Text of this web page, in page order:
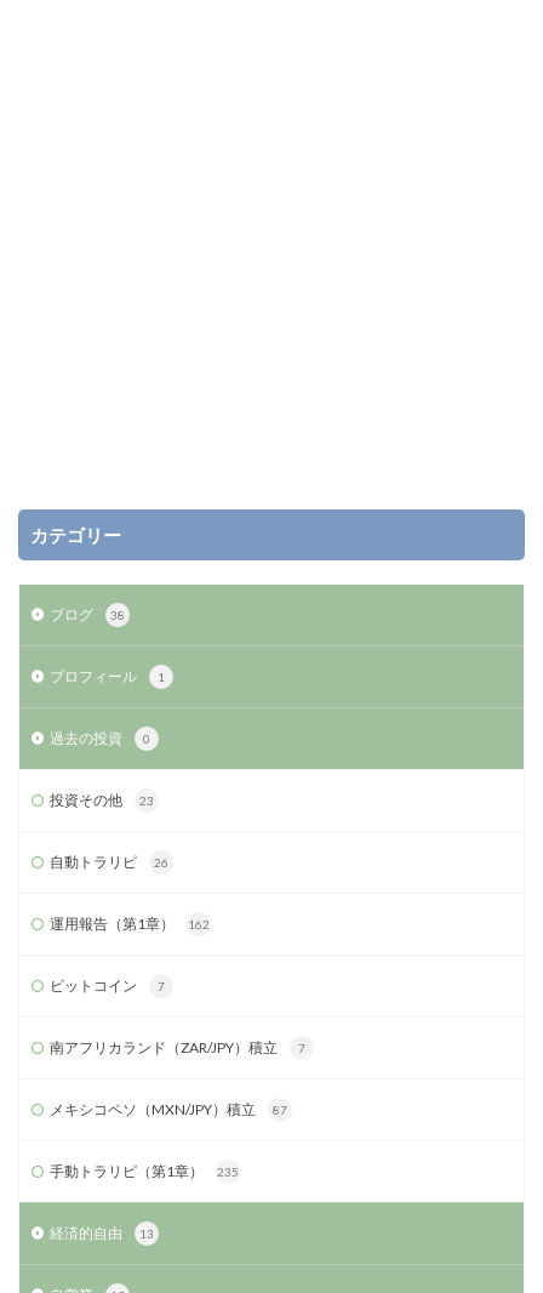
カテゴリー
ブログ 38
プロフィール 1
過去の投資 0
投資その他 23
自動トラリピ 26
運用報告（第1章） 162
ビットコイン 7
南アフリカランド（ZAR/JPY）積立 7
メキシコペソ（MXN/JPY）積立 87
手動トラリピ（第1章） 235
経済的自由 13